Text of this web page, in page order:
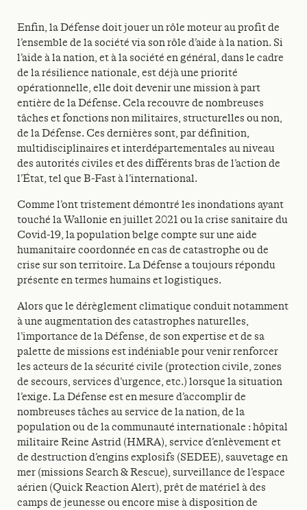
Enfin, la Défense doit jouer un rôle moteur au profit de
l’ensemble de la société via son rôle d’aide à la nation. Si
l’aide à la nation, et à la société en général, dans le cadre
de la résilience nationale, est déjà une priorité
opérationnelle, elle doit devenir une mission à part
entière de la Défense. Cela recouvre de nombreuses
tâches et fonctions non militaires, structurelles ou non,
de la Défense. Ces dernières sont, par définition,
multidisciplinaires et interdépartementales au niveau
des autorités civiles et des différents bras de l’action de
l’État, tel que B-Fast à l’international.
Comme l’ont tristement démontré les inondations ayant
touché la Wallonie en juillet 2021 ou la crise sanitaire du
Covid-19, la population belge compte sur une aide
humanitaire coordonnée en cas de catastrophe ou de
crise sur son territoire. La Défense a toujours répondu
présente en termes humains et logistiques.
Alors que le dérèglement climatique conduit notamment
à une augmentation des catastrophes naturelles,
l’importance de la Défense, de son expertise et de sa
palette de missions est indéniable pour venir renforcer
les acteurs de la sécurité civile (protection civile, zones
de secours, services d’urgence, etc.) lorsque la situation
l’exige. La Défense est en mesure d’accomplir de
nombreuses tâches au service de la nation, de la
population ou de la communauté internationale : hôpital
militaire Reine Astrid (HMRA), service d’enlèvement et
de destruction d’engins explosifs (SEDEE), sauvetage en
mer (missions Search & Rescue), surveillance de l’espace
aérien (Quick Reaction Alert), prêt de matériel à des
camps de jeunesse ou encore mise à disposition de